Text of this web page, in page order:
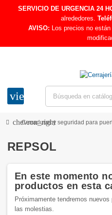
SERVICIO DE URGENCIA 24
alrededores.
AVISO: Los precios no
view_headline
chevron_right
Cerraduras y seguridad para
REPSOL
En este momento
productos en esta
Próximamente tendremos
las molestias.